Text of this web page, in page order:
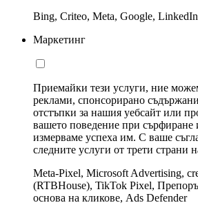
Bing, Criteo, Meta, Google,
Маркетинг
Приемайки тези услуги, ние
реклами, спонсорирано
отстъпки за нашия уебсайт или
вашето поведение при сърфиране
измерваме успеха им. С ваше
следните услуги от трети страни
Meta-Pixel, Microsoft Advertising,
(RTBHouse), TikTok Pixel,
основа на кликове, Ads Defender